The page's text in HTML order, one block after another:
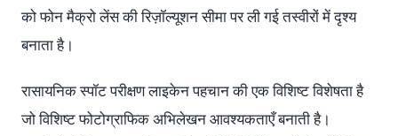
को फोन मैक्रो लेंस की रिज़ॉल्यूशन सीमा पर ली गई तस्वीरों में दृश्य
बनाता है।
रासायनिक स्पॉट परीक्षण लाइकेन पहचान की एक विशिष्ट विशेषता है
जो विशिष्ट फोटोग्राफिक अभिलेखन आवश्यकताएँ बनाती है।